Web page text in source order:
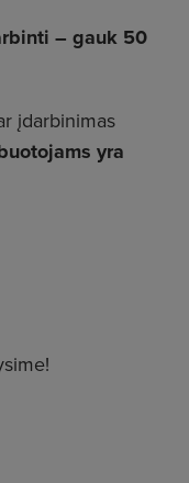
– gauk 50
įdarbinimas
yra